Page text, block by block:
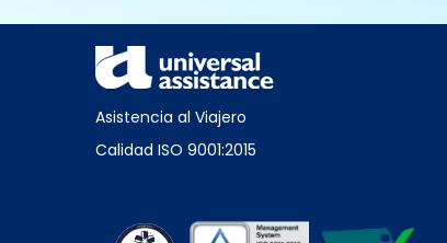
Asistencia al Viajero
Calidad ISO 9001:2015